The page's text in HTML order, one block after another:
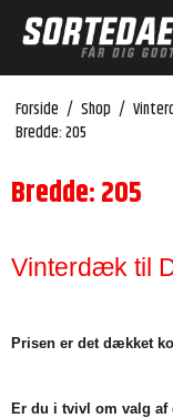
Forside / Shop /
Bredde: 205
Bredde: 205
Vinterdæk til
Prisen er det dækket
Er du i tvivl om valg